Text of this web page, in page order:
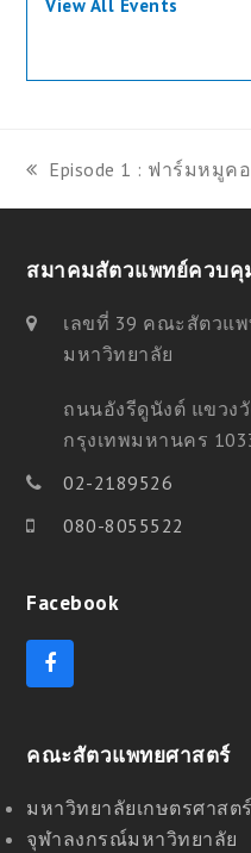
View All Events
previous
post:
Episode 1 : ฟาร์มหมูค
สมาคมสัตวแพทย์ควบคุ
เลขที่ 39 คณะสัตวแ
มหาวิทยาลัย
ถนนอังรีดูนังต์ แขวง
กรุงเทพมหานคร
02-2189526
080-8055522
Facebook
F
a
b
o
k
คณะสัตวแพทยศาสตร์
มหาวิทยาลัยเกษตรศาสตร์
จุฬาลงกรณ์มหาวิทยาลัย